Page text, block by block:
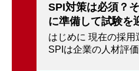
SPI対策は必須？
に準備して試験を
イブル！
はじめに 現在の採用
SPIは企業の人材評